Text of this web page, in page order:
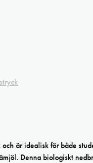
är idealisk för både
Denna biologiskt